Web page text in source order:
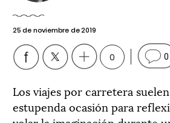
25 de noviembre de 2019
0 0
Los viajes por carretera
estupenda ocasión para